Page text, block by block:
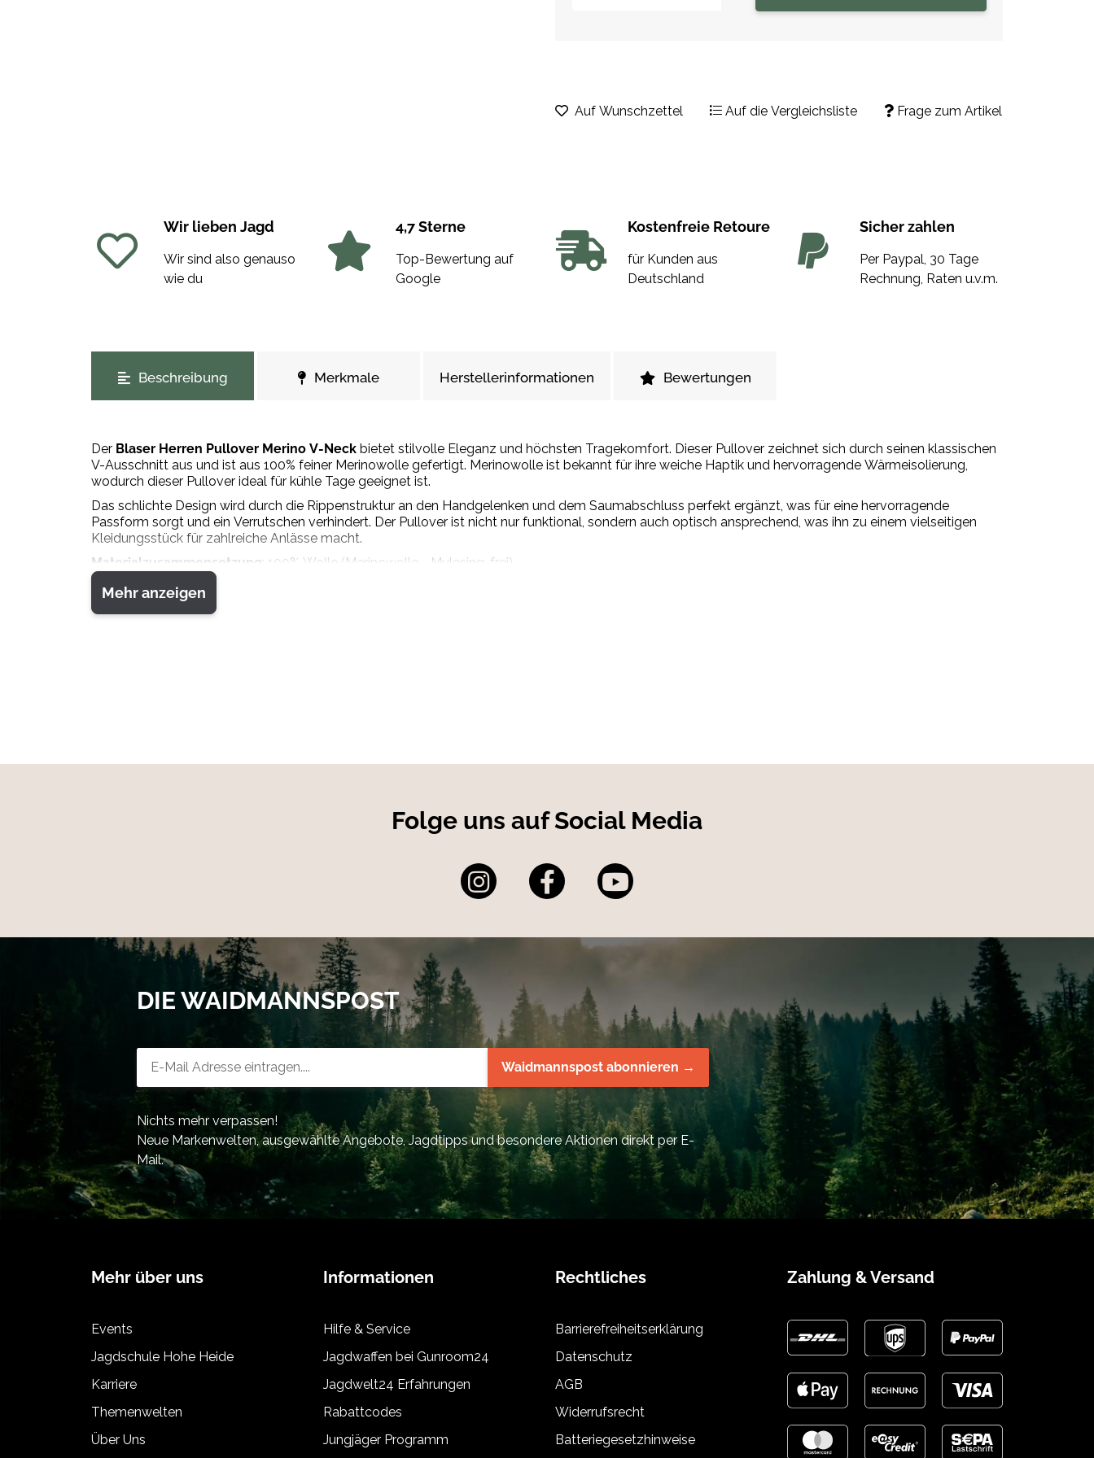
Frage zum Artikel
Auf Wunschzettel Auf die Vergleichsliste
Wir lieben Jagd
Wir sind also genauso
wie du
4,7 Sterne
Top-Bewertung auf
Google
Kostenfreie Retoure
für Kunden aus
Deutschland
Sicher zahlen
Per Paypal, 30 Tage
Rechnung, Raten u.v.m.
Beschreibung Merkmale Herstellerinformationen Bewertungen
Der Blaser Herren Pullover Merino V-Neck bietet stilvolle Eleganz und höchsten Tragekomfort. Dieser Pullover zeichnet sich durch seinen klassischen
V-Ausschnitt aus und ist aus 100% feiner Merinowolle gefertigt. Merinowolle ist bekannt für ihre weiche Haptik und hervorragende Wärmeisolierung,
wodurch dieser Pullover ideal für kühle Tage geeignet ist.
Das schlichte Design wird durch die Rippenstruktur an den Handgelenken und dem Saumabschluss perfekt ergänzt, was für eine hervorragende
Passform sorgt und ein Verrutschen verhindert. Der Pullover ist nicht nur funktional, sondern auch optisch ansprechend, was ihn zu einem vielseitigen
Kleidungsstück für zahlreiche Anlässe macht.
Materialzusammensetzung: 100% Wolle (Merinowolle - Mulesing-frei).
Mehr anzeigen
Folge uns auf Social Media
DIE WAIDMANNSPOST
Waidmannspost abonnieren →
Nichts mehr verpassen!
Neue Markenwelten, ausgewählte Angebote, Jagdtipps und besondere Aktionen direkt per E-
Mail.
Mehr über uns
Events
Jagdschule Hohe Heide
Karriere
Themenwelten
Über Uns
Informationen
Hilfe & Service
Jagdwaffen bei Gunroom24
Jagdwelt24 Erfahrungen
Rabattcodes
Jungjäger Programm
Rechtliches
Barrierefreiheitserklärung
Datenschutz
AGB
Widerrufsrecht
Batteriegesetzhinweise
Zahlung & Versand